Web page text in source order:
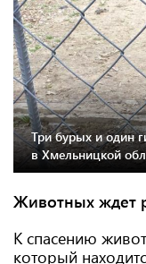
Три бурых и один
в Хмельницкой
Животных ждет
К спасению
который